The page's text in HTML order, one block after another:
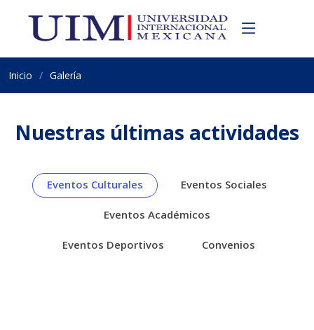
Inicio Galería
Nuestras últimas actividades
Eventos Culturales Eventos Sociales
Eventos Académicos
Eventos Deportivos Convenios